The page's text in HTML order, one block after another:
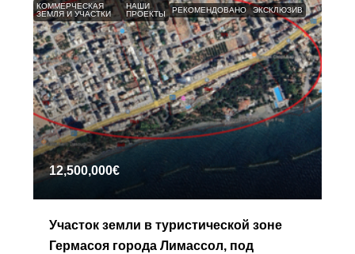
КОММЕРЧЕСКАЯ
ЗЕМЛЯ И УЧАСТКИ
НАШИ
ПРОЕКТЫ
РЕКОМЕНДОВАНО ЭКСКЛЮЗИВ
12,500,000€
Участок земли в туристической зоне
Гермасоя города Лимассол, под